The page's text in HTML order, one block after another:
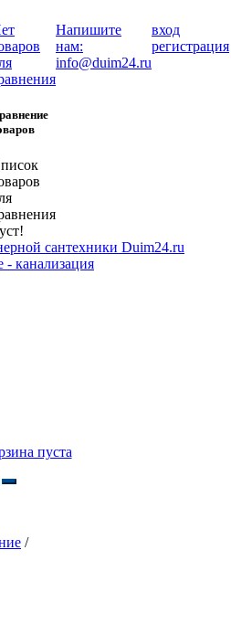
Напишите
нам:
info@duim24.ru
вход
регистрация
- канализация
пуста
/